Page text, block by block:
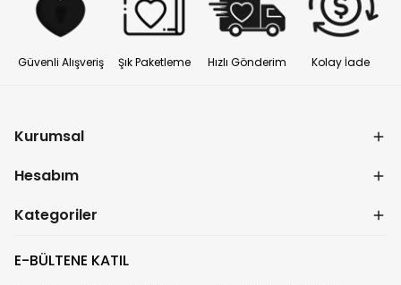
Güvenli Alışveriş Şık Paketleme Hızlı Gönderim Kolay İade
Kurumsal
Hesabım
Kategoriler
E-BÜLTENE KATIL